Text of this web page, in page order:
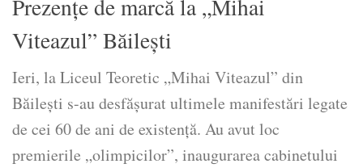
Prezenţe de marcă la „Mihai
Viteazul” Băileşti
Ieri, la Liceul Teoretic „Mihai Viteazul” din
Băileşti s-au desfăşurat ultimele manifestări legate
de cei 60 de ani de existenţă. Au avut loc
premierile „olimpicilor”, inaugurarea cabinetului